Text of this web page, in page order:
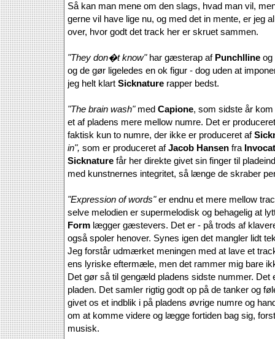
Så kan man mene om den slags, hvad man vil,
gerne vil have lige nu, og med det in mente, er jeg
over, hvor godt det track her er skruet sammen.
"They don�t know" har gæsterap af Punchlline og
og de gør ligeledes en ok figur - dog uden at
jeg helt klart Sicknature rapper bedst.
"The brain wash"med Capione, som sidste år
et af pladens mere mellow numre. Det er
faktisk kun to numre, der ikke er produceret af
in", som er produceret afJacob Hansen fra
Sicknature får her direkte givet sin finger til
med kunstnernes integritet, så længe de skraber
"Expression of words"er endnu et mere mellow
selve melodien er supermelodisk og behagelig at
Form lægger gæstevers. Det er - på trods af
også spoler henover. Synes igen det mangler lidt
Jeg forstår udmærket meningen med at lave et
ens lyriske eftermæle, men det rammer mig bare
Det gør så til gengæld pladens sidste nummer. Det
pladen. Det samler rigtig godt op på de tanker og
givet os et indblik i på pladens øvrige numre og
om at komme videre og lægge fortiden bag sig,
musisk.